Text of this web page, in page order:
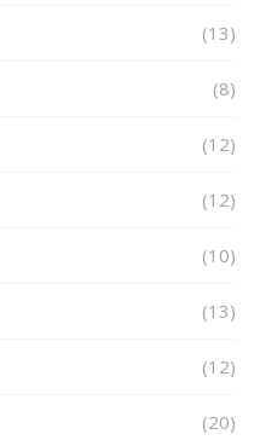
(13)
(8)
(12)
(12)
(10)
(13)
(12)
(20)